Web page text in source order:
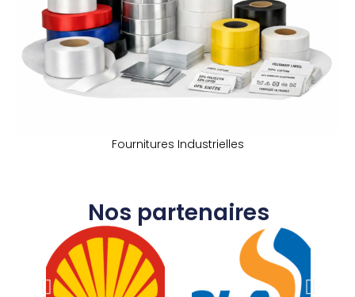
Fournitures Industrielles
Nos partenaires